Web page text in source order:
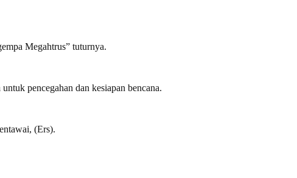
Megahtrus” tuturnya.
pencegahan dan kesiapan bencana.
(Ers).